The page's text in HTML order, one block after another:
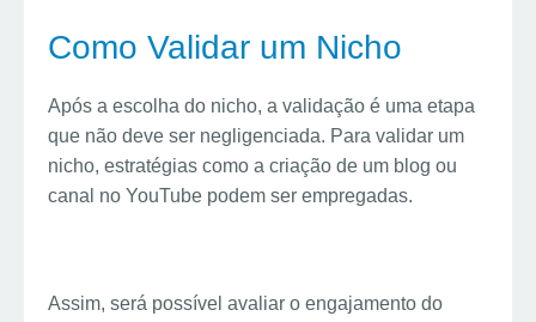
Como Validar um Nicho
Após a escolha do nicho, a validação é uma etapa
que não deve ser negligenciada. Para validar um
nicho, estratégias como a criação de um blog ou
canal no YouTube podem ser empregadas.
Assim, será possível avaliar o engajamento do